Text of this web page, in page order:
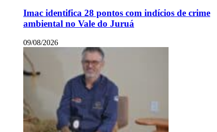
Imac identifica 28 pontos com indícios de crime
ambiental no Vale do Juruá
09/08/2026